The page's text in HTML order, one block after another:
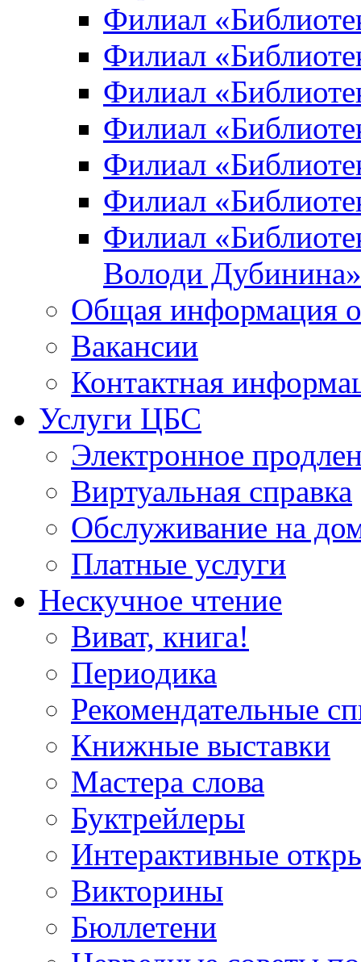
Филиал
Филиал
Филиал
Филиал
Филиал
Филиал
Филиал
Володи Дубинина»
Общая информация
Вакансии
Контактная
Услуги ЦБС
Электронное
Виртуальная справка
Обслуживание на
Платные услуги
Нескучное чтение
Виват, книга!
Периодика
Рекомендательные
Книжные выставки
Мастера слова
Буктрейлеры
Интерактивные
Викторины
Бюллетени